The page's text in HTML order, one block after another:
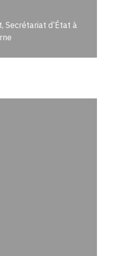
Secrétariat d’État à